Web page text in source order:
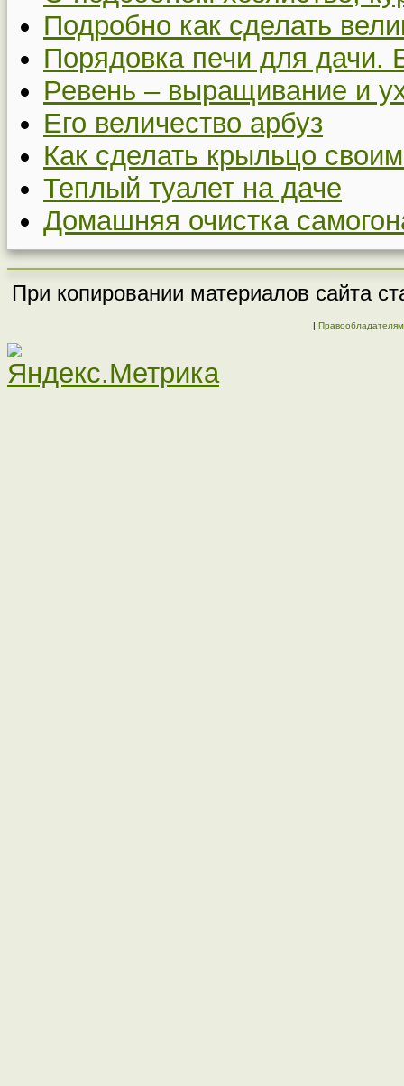
Подробно как сделать
Порядовка печи для дачи.
Ревень – выращивание и
Его величество арбуз
Как сделать крыльцо
Теплый туалет на даче
Домашняя очистка
При копировании материалов сайта
| Правообладателям